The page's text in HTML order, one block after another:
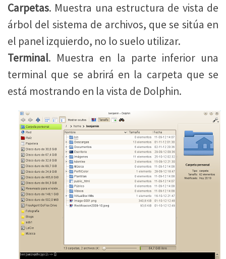
Carpetas. Muestra una estructura de vista de
árbol del sistema de archivos, que se sitúa en
el panel izquierdo, no lo suelo utilizar.
Terminal. Muestra en la parte inferior una
terminal que se abrirá en la carpeta que se
está mostrando en la vista de Dolphin.